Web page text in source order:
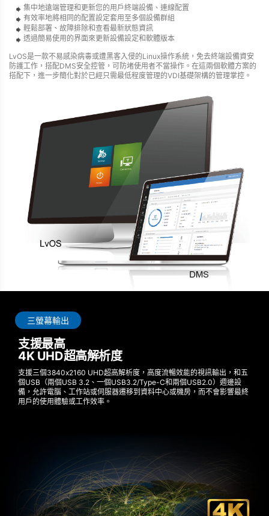
集中地遠端管理和更新您的用戶終端設備、連線配置
有效率地將相同的配置設定套用至多個設備群組
輕鬆部署、故障排除和查看最新狀態資訊
透過簡易使用的界面來更新設備設定和軟體版本
LvOS是一款不易感染病毒或遭黑客入侵的Linux操作系統，免去終端設備資安
防護工作，搭配DMS安全控管，可防堵使用者不當操作。在這兩個軟體方案的
搭配下，進一步簡化對於已經只需最低程度管理的VDI基礎架構的管理掌控。
三螢幕輸出
支援最高
4K UHD超高解析度
支援三個3840x2160 UHD超高解析度，高度流暢效能的視訊輸出，和五
個USB（兩個USB 3.2、一個USB3.2/Type-C和兩個USB2.0）週邊設
備，允許電腦、工作站或伺服器遷移到資料中心或機房，而不會影響最終
用戶的使用體驗或工作效率。